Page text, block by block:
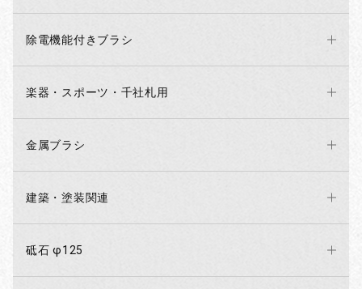
除電機能付きブラシ
楽器・スポーツ・千社札用
金属ブラシ
建築・塗装関連
砥石 φ125